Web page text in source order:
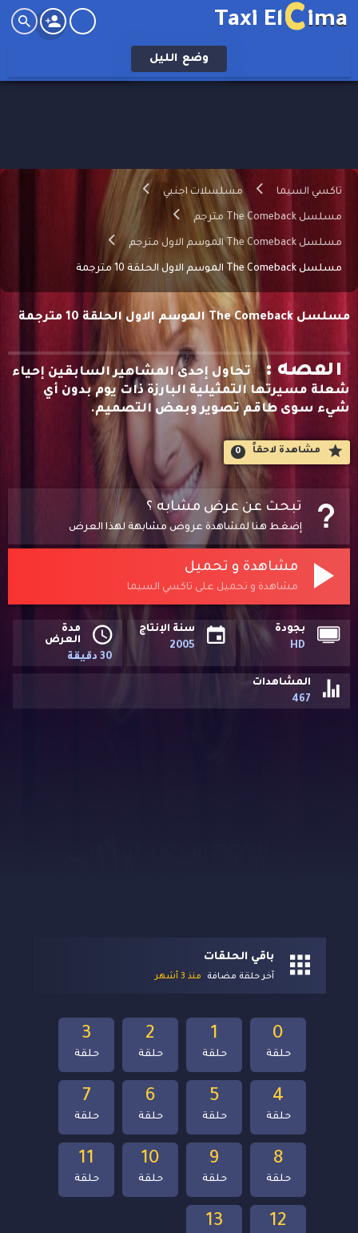
Taxi ElCima
وضع الليل
تاكسي السيما مسلسلات اجنبي
مسلسل The Comeback مترجم
مسلسل The Comeback الموسم الاول مترجم
مسلسل The Comeback الموسم الاول الحلقة 10 مترجمة
مسلسل The Comeback الموسم الاول الحلقة 10 مترجمة
القصه :
تحاول إحدى المشاهير السابقين إحياء
شعلة مسيرتها التمثيلية البارزة ذات يوم بدون أي
شيء سوى طاقم تصوير وبعض التصميم.
مشاهدة لاحقاََ 0
تبحث عن عرض مشابه ؟
إضغط هنا لمشاهدة عروض مشابهة لهذا العرض
مشاهدة و تحميل
مشاهدة و تحميل على تاكسي السيما
بجودة
HD
سنة الإنتاج
2005
مدة
العرض
30 دقيقة
المشاهدات
467
باقي الحلقات
آخر حلقة مضافة منذ 3 أشهر
13 12
11
حلقة
10
حلقة
9
حلقة
8
حلقة
7
حلقة
6
حلقة
5
حلقة
4
حلقة
3
حلقة
2
حلقة
1
حلقة
0
حلقة